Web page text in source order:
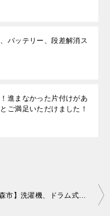
バッテリー、段差解消ス
進まなかった片付けがあ
ご満足いただけました！
【青森市】洗濯機、ドラム式乾燥機付き洗濯機、突っ張り棒の回収